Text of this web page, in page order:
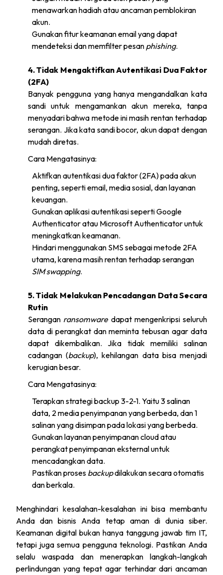
menawarkan hadiah atau ancaman pemblokiran
akun.
Gunakan fitur keamanan email yang dapat
mendeteksi dan memfilter pesan phishing.
4. Tidak Mengaktifkan Autentikasi Dua Faktor
(2FA)
Banyak pengguna yang hanya mengandalkan kata
sandi untuk mengamankan akun mereka, tanpa
menyadari bahwa metode ini masih rentan terhadap
serangan. Jika kata sandi bocor, akun dapat dengan
mudah diretas.
Cara Mengatasinya:
Aktifkan autentikasi dua faktor (2FA) pada akun
penting, seperti email, media sosial, dan layanan
keuangan.
Gunakan aplikasi autentikasi seperti Google
Authenticator atau Microsoft Authenticator untuk
meningkatkan keamanan.
Hindari menggunakan SMS sebagai metode 2FA
utama, karena masih rentan terhadap serangan
SIM swapping.
5. Tidak Melakukan Pencadangan Data Secara
Rutin
Serangan ransomwaredapat mengenkripsi seluruh
data di perangkat dan meminta tebusan agar data
dapat dikembalikan. Jika tidak memiliki salinan
cadangan (backup), kehilangan data bisa menjadi
kerugian besar.
Cara Mengatasinya:
Terapkan strategi backup 3-2-1. Yaitu 3 salinan
data, 2 media penyimpanan yang berbeda, dan 1
salinan yang disimpan pada lokasi yang berbeda.
Gunakan layanan penyimpanan cloud atau
perangkat penyimpanan eksternal untuk
mencadangkan data.
Pastikan proses backupdilakukan secara otomatis
dan berkala.
Menghindari kesalahan-kesalahan ini bisa membantu
Anda dan bisnis Anda tetap aman di dunia siber.
Keamanan digital bukan hanya tanggung jawab tim IT,
tetapi juga semua pengguna teknologi. Pastikan Anda
selalu waspada dan menerapkan langkah-langkah
perlindungan yang tepat agar terhindar dari ancaman